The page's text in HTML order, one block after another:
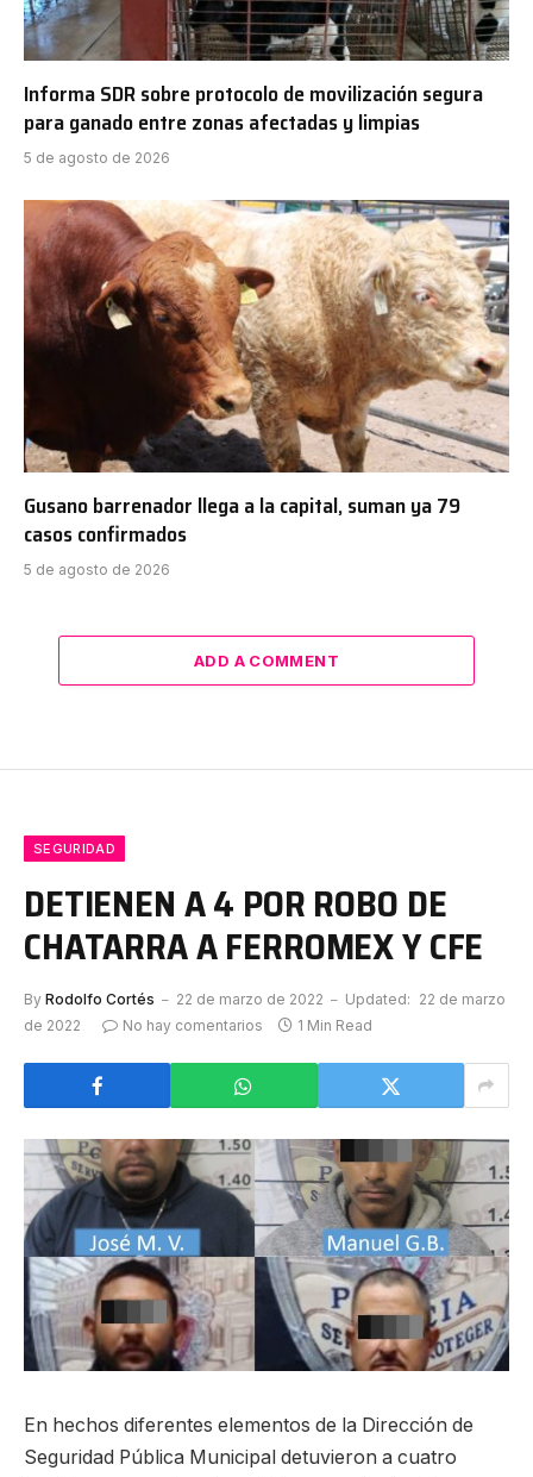
Informa SDR sobre protocolo de movilización segura
para ganado entre zonas afectadas y limpias
5 de agosto de 2026
Gusano barrenador llega a la capital, suman ya 79
casos confirmados
5 de agosto de 2026
ADD A COMMENT
SEGURIDAD
DETIENEN A 4 POR ROBO DE
CHATARRA A FERROMEX Y CFE
By Rodolfo Cortés 22 de marzo de 2022 Updated: 22 de marzo
de 2022
No hay comentarios 1 Min Read
En hechos diferentes elementos de la Dirección de
Seguridad Pública Municipal detuvieron a cuatro